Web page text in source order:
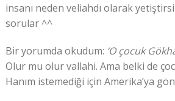
insanı neden veliahdı olarak
sorular ^^
Bir yorumda okudum: ‘O çocuk
Olur mu olur vallahi. Ama belki de
Hanım istemediği için Amerika’ya